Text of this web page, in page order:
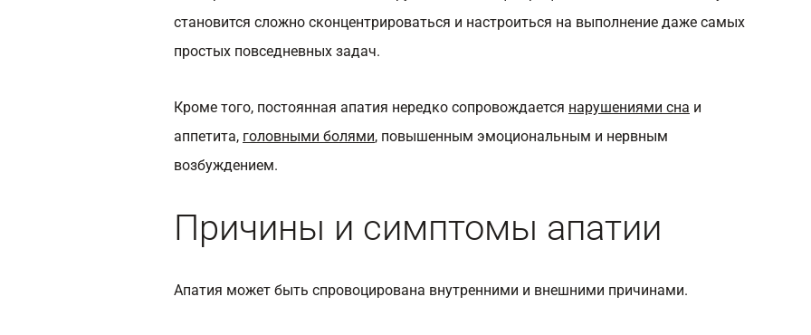
становится сложно сконцентрироваться и настроиться на выполнение даже самых
простых повседневных задач.
Кроме того, постоянная апатия нередко сопровождается нарушениями сна и
аппетита, головными болями, повышенным эмоциональным и нервным
возбуждением.
Причины и симптомы апатии
Апатия может быть спровоцирована внутренними и внешними причинами.